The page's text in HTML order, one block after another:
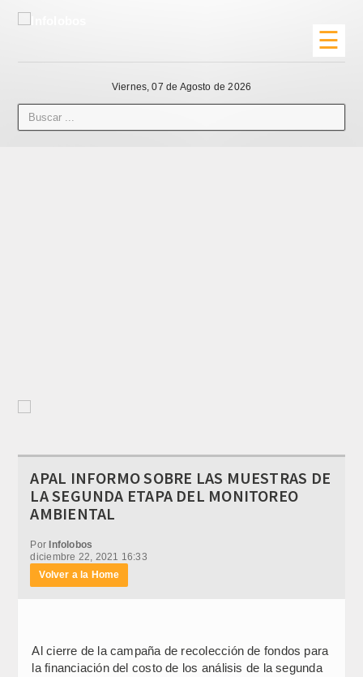
☰
Viernes, 07 de Agosto de 2026
APAL INFORMO SOBRE LAS MUESTRAS DE
LA SEGUNDA ETAPA DEL MONITOREO
AMBIENTAL
Por Infolobos
diciembre 22, 2021 16:33
Volver a la Home
Al cierre de la campaña de recolección de fondos para
la financiación del costo de los análisis de la segunda